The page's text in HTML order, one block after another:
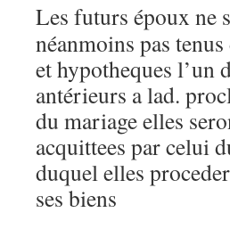
Les futurs époux ne
néanmoins pas tenus
et hypotheques l’un
antérieurs a lad.
du mariage elles
acquittees par celui
duquel elles
ses biens